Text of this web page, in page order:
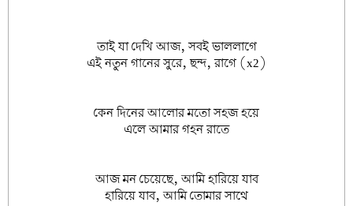
তাই যা দেখি আজ, সবই ভাললাগে
এই নতুন গানের সুরে, ছন্দ, রাগে (x2)
কেন দিনের আলোর মতো সহজ হয়ে
এলে আমার গহন রাতে
আজ মন চেয়েছে, আমি হারিয়ে যাব
হারিয়ে যাব, আমি তোমার সাথে